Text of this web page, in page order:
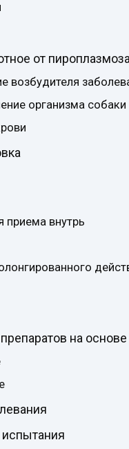
от пироплазмоза
возбудителя
организма собаки
приема внутрь
на